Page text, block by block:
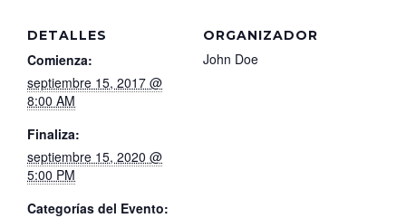
DETALLES
Comienza:
septiembre 15, 2017 @
8:00 AM
Finaliza:
septiembre 15, 2020 @
5:00 PM
Categorías del Evento:
ORGANIZADOR
John Doe